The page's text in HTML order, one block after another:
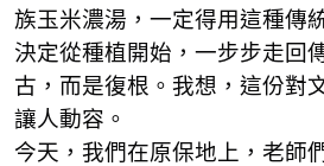
族玉米濃湯，一定得用這種傳
決定從種植開始，一步步走回
古，而是復根。我想，這份對
讓人動容。
今天，我們在原保地上，老師